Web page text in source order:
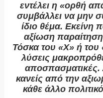
εντέλει η «ορθή
συμβάλλει να μην
ίδιο θέμα. Εκείνη
αξίωση
Τόσκα του «Χ» ή του
λύσεις
κανείς από την
κάθε άλλο